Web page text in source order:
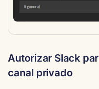
8 de noviembre de 2024
1 de noviembre de 2024
25 de octubre de 2024
18 de octubre de 2024
Autorizar Slack
canal privado